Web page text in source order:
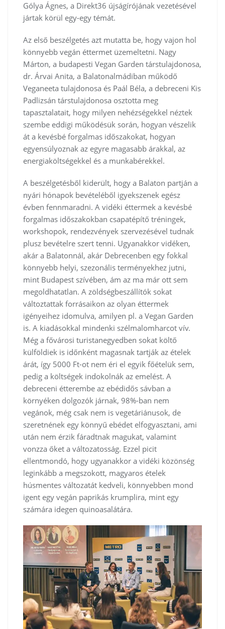
Gólya Ágnes, a Direkt36 újságírójának vezetésével
jártak körül egy-egy témát.
Az első beszélgetés azt mutatta be, hogy vajon hol
könnyebb vegán éttermet üzemeltetni. Nagy
Márton, a budapesti Vegan Garden társtulajdonosa,
dr. Árvai Anita, a Balatonalmádiban működő
Veganeeta tulajdonosa és Paál Béla, a debreceni Kis
Padlizsán társtulajdonosa osztotta meg
tapasztalatait, hogy milyen nehézségekkel néztek
szembe eddigi működésük során, hogyan vészelik
át a kevésbé forgalmas időszakokat, hogyan
egyensúlyoznak az egyre magasabb árakkal, az
energiaköltségekkel és a munkabérekkel.
A beszélgetésből kiderült, hogy a Balaton partján a
nyári hónapok bevételéből igyekszenek egész
évben fennmaradni. A vidéki éttermek a kevésbé
forgalmas időszakokban csapatépítő tréningek,
workshopok, rendezvények szervezésével tudnak
plusz bevételre szert tenni. Ugyanakkor vidéken,
akár a Balatonnál, akár Debrecenben egy fokkal
könnyebb helyi, szezonális terményekhez jutni,
mint Budapest szívében, ám az ma már ott sem
megoldhatatlan. A zöldségbeszállítók sokat
változtattak forrásaikon az olyan éttermek
igényeihez idomulva, amilyen pl. a Vegan Garden
is. A kiadásokkal mindenki szélmalomharcot vív.
Még a fővárosi turistanegyedben sokat költő
külföldiek is időnként magasnak tartják az ételek
árát, így 5000 Ft-ot nem éri el egyik főételük sem,
pedig a költségek indokolnák az emelést. A
debreceni étterembe az ebédidős sávban a
környéken dolgozók járnak, 98%-ban nem
vegánok, még csak nem is vegetáriánusok, de
szeretnének egy könnyű ebédet elfogyasztani, ami
után nem érzik fáradtnak magukat, valamint
vonzza őket a változatosság. Ezzel picit
ellentmondó, hogy ugyanakkor a vidéki közönség
leginkább a megszokott, magyaros ételek
húsmentes változatát kedveli, könnyebben mond
igent egy vegán paprikás krumplira, mint egy
számára idegen quinoasalátára.